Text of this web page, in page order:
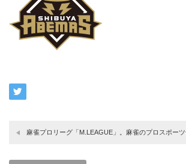
麻雀プロリーグ「M.LEAGUE」。麻雀のプロスポー